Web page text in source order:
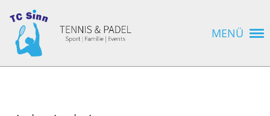
MENÜ